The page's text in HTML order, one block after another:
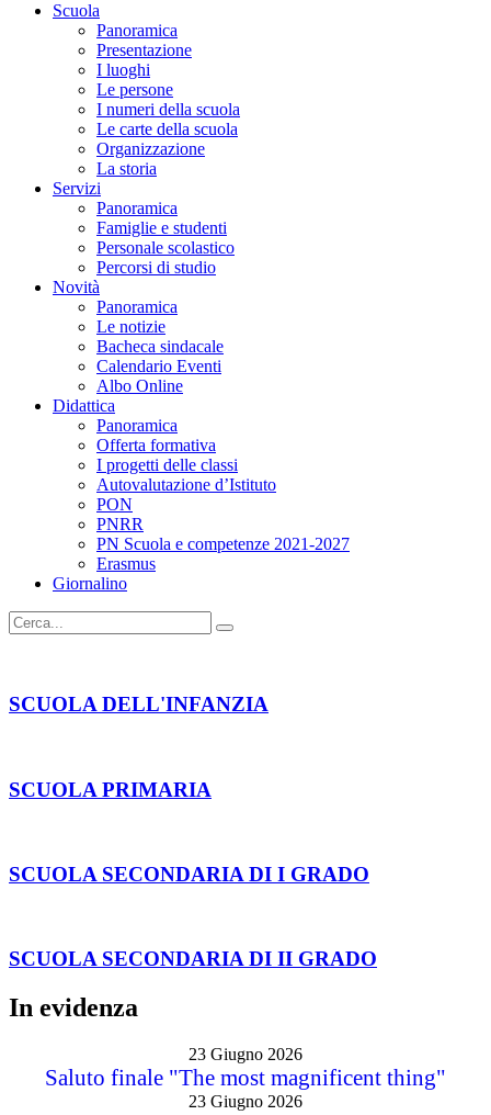
Scuola
Panoramica
Presentazione
I luoghi
Le persone
I numeri della scuola
Le carte della scuola
Organizzazione
La storia
Servizi
Panoramica
Famiglie e studenti
Personale scolastico
Percorsi di studio
Novità
Panoramica
Le notizie
Bacheca sindacale
Calendario Eventi
Albo Online
Didattica
Panoramica
Offerta formativa
I progetti delle classi
Autovalutazione d’Istituto
PON
PNRR
PN Scuola e competenze 2021-2027
Erasmus
Giornalino
SCUOLA DELL'INFANZIA
SCUOLA PRIMARIA
SCUOLA SECONDARIA DI I GRADO
SCUOLA SECONDARIA DI II GRADO
In evidenza
23 Giugno 2026
Saluto finale "The most magnificent thing"
23 Giugno 2026